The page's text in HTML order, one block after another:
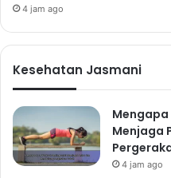
membantu
berat badan ideal, dan
lakukan secara rutin,
Jenis
Olahraga aerobik:
bersepeda, atau senam
4 jam ago
Kesehatan Jasmani
Menjaga
4 jam ago